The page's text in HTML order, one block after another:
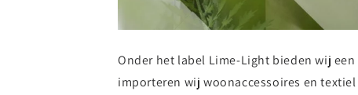
Onder het label Lime-Light bieden wij
importeren wij woonaccessoires en